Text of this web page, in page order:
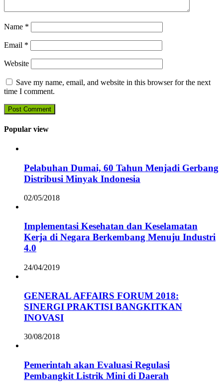
Name *
Email *
Website
Save my name, email, and website in this browser for the next
time I comment.
Popular view
Pelabuhan Dumai, 60 Tahun Menjadi Gerbang
Distribusi Minyak Indonesia
02/05/2018
Implementasi Kesehatan dan Keselamatan
Kerja di Negara Berkembang Menuju Industri
4.0
24/04/2019
GENERAL AFFAIRS FORUM 2018:
SINERGI PRAKTISI BANGKITKAN
INOVASI
30/08/2018
Pemerintah akan Evaluasi Regulasi
Pembangkit Listrik Mini di Daerah